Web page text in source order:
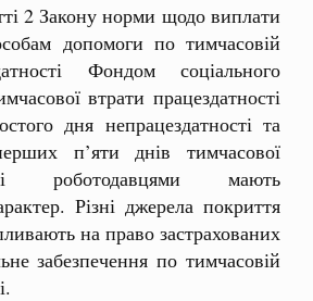
2 Закону норми щодо виплати
допомоги по тимчасовій
Фондом соціального
втрати працездатності
дня непрацездатності та
п’яти днів тимчасової
роботодавцями мають
Різні джерела покриття
на право застрахованих
забезпечення по тимчасовій